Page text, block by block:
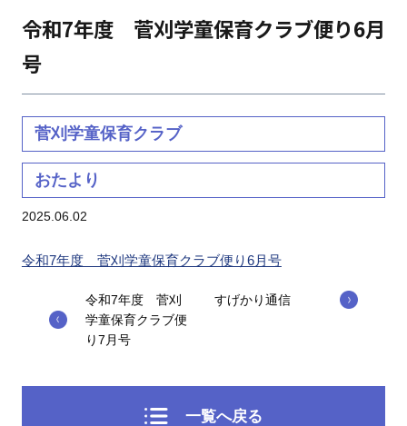
令和7年度 菅刈学童保育クラブ便り6月
号
菅刈学童保育クラブ
おたより
2025.06.02
令和7年度 菅刈学童保育クラブ便り6月号
令和7年度 菅刈
学童保育クラブ便
り7月号
すげかり通信
一覧へ戻る